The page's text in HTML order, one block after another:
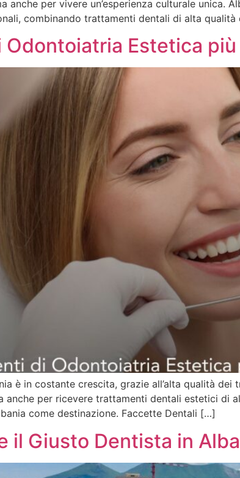
anche per vivere un’esperienza culturale unica.
combinando trattamenti dentali di alta qualità
Estetica
è in costante crescita, grazie all’alta qualità
anche per ricevere trattamenti dentali estetici
come destinazione. Faccette Dentali […]
il Giusto Dentista in